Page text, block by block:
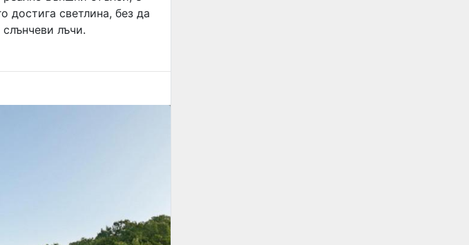
достига светлина, без да
лъчи.